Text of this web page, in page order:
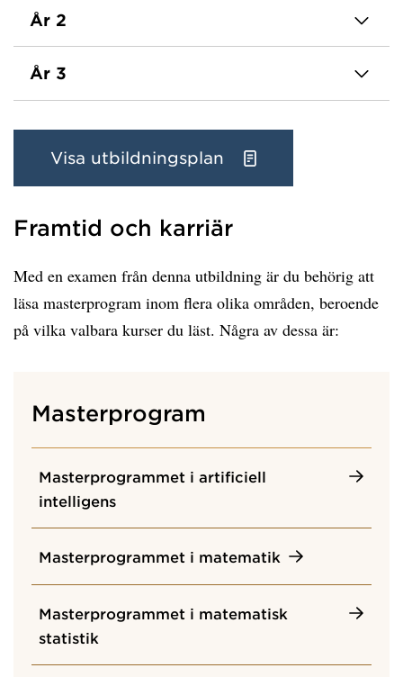
År 2
År 3
Visa utbildningsplan
Framtid och karriär
Med en examen från denna utbildning är du behörig att
läsa masterprogram inom flera olika områden, beroende
på vilka valbara kurser du läst. Några av dessa är:
Masterprogram
Masterprogrammet i artificiell
intelligens
Masterprogrammet i matematik
Masterprogrammet i matematisk
statistik